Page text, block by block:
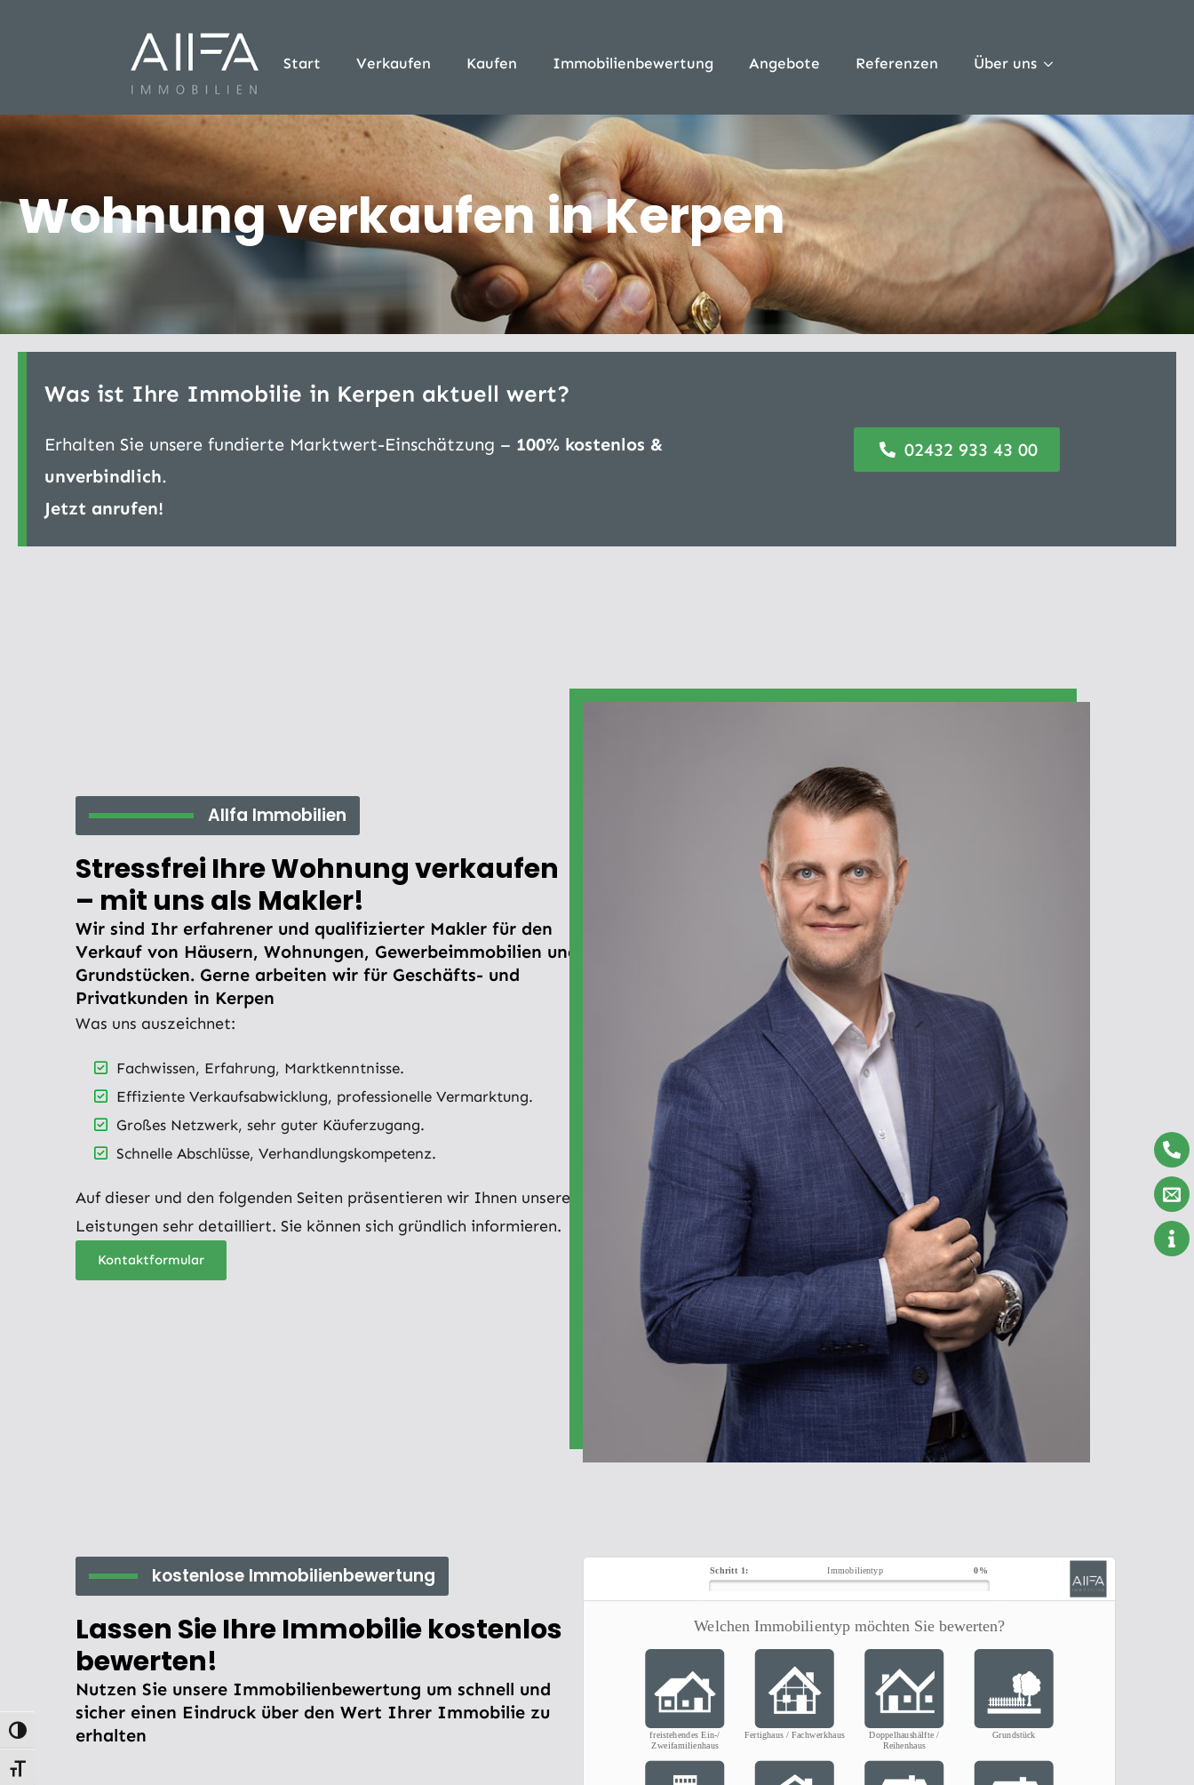
Umschalten auf hohe Kontraste
Schrift vergrößern
Start Verkaufen Kaufen Immobilienbewertung Angebote Referenzen Über uns
Wohnung verkaufen in Kerpen
Was ist Ihre Immobilie in Kerpen aktuell wert?
Erhalten Sie unsere fundierte Marktwert-Einschätzung – 100% kostenlos &
unverbindlich.
Jetzt anrufen!
02432 933 43 00
Allfa Immobilien
Stressfrei Ihre Wohnung verkaufen
– mit uns als Makler!
Wir sind Ihr erfahrener und qualifizierter Makler für den
Verkauf von Häusern, Wohnungen, Gewerbeimmobilien und
Grundstücken. Gerne arbeiten wir für Geschäfts- und
Privatkunden in Kerpen
Was uns auszeichnet:
Fachwissen, Erfahrung, Marktkenntnisse.
Effiziente Verkaufsabwicklung, professionelle Vermarktung.
Großes Netzwerk, sehr guter Käuferzugang.
Schnelle Abschlüsse, Verhandlungskompetenz.
Auf dieser und den folgenden Seiten präsentieren wir Ihnen unsere
Leistungen sehr detailliert. Sie können sich gründlich informieren.
Kontaktformular
kostenlose Immobilienbewertung
Lassen Sie Ihre Immobilie kostenlos
bewerten!
Nutzen Sie unsere Immobilienbewertung um schnell und
sicher einen Eindruck über den Wert Ihrer Immobilie zu
erhalten